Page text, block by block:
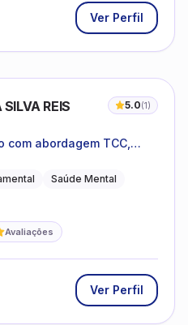
Ver Perfil
REIS 5.0(1)
com abordagem TCC,
Saúde Mental
Avaliações
Ver Perfil